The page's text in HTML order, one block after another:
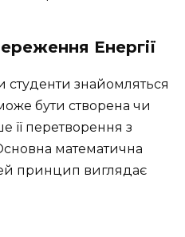
Енергії
студенти знайомляться
бути створена чи
перетворення з
математична
принцип виглядає